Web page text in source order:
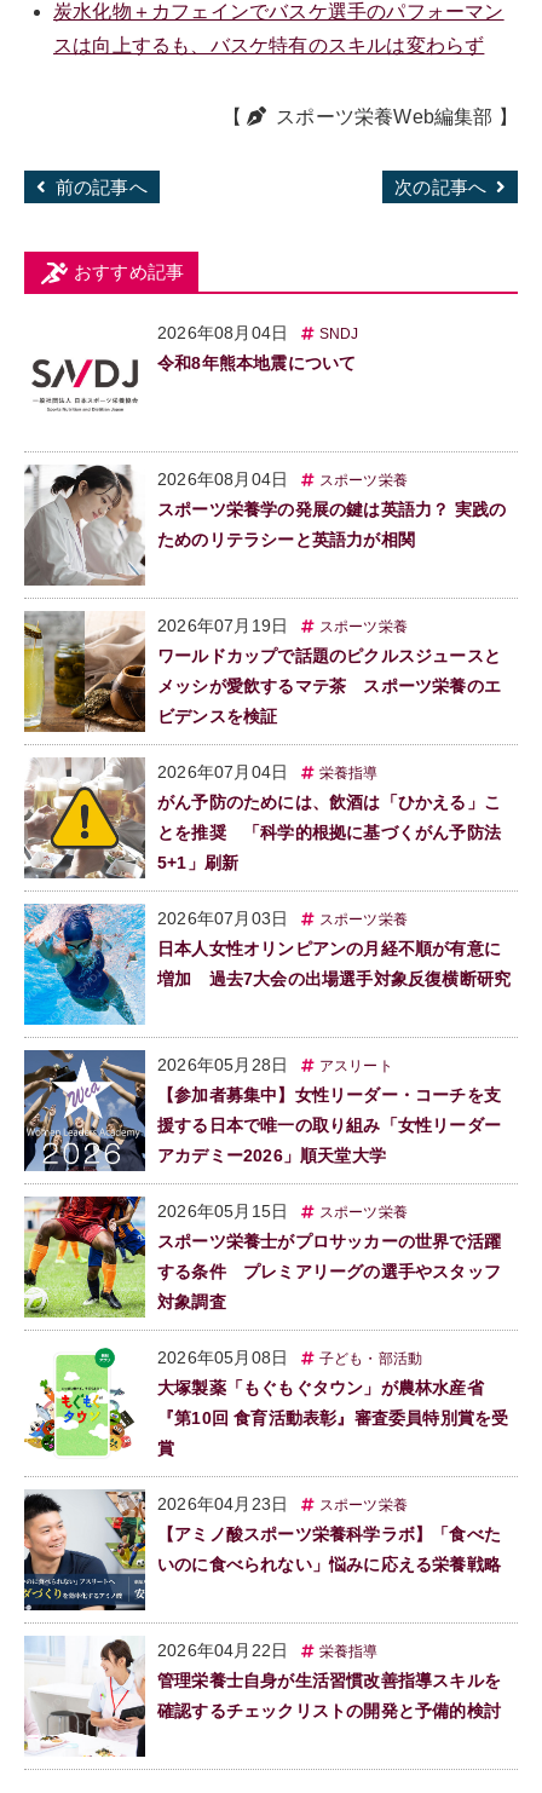
炭水化物＋カフェインでバスケ選手のパフォーマン
スは向上するも、バスケ特有のスキルは変わらず
【 スポーツ栄養Web編集部 】
前の記事へ 次の記事へ
おすすめ記事
2026年08月04日 SNDJ
令和8年熊本地震について
2026年08月04日 スポーツ栄養
スポーツ栄養学の発展の鍵は英語力？ 実践の
ためのリテラシーと英語力が相関
2026年07月19日 スポーツ栄養
ワールドカップで話題のピクルスジュースと
メッシが愛飲するマテ茶 スポーツ栄養のエ
ビデンスを検証
2026年07月04日 栄養指導
がん予防のためには、飲酒は「ひかえる」こ
とを推奨 「科学的根拠に基づくがん予防法
5+1」刷新
2026年07月03日 スポーツ栄養
日本人女性オリンピアンの月経不順が有意に
増加 過去7大会の出場選手対象反復横断研究
2026年05月28日 アスリート
【参加者募集中】女性リーダー・コーチを支
援する日本で唯一の取り組み「女性リーダー
アカデミー2026」順天堂大学
2026年05月15日 スポーツ栄養
スポーツ栄養士がプロサッカーの世界で活躍
する条件 プレミアリーグの選手やスタッフ
対象調査
2026年05月08日 子ども・部活動
大塚製薬「もぐもぐタウン」が農林水産省
『第10回 食育活動表彰』審査委員特別賞を受
賞
2026年04月23日 スポーツ栄養
【アミノ酸スポーツ栄養科学ラボ】「食べた
いのに食べられない」悩みに応える栄養戦略
2026年04月22日 栄養指導
管理栄養士自身が生活習慣改善指導スキルを
確認するチェックリストの開発と予備的検討